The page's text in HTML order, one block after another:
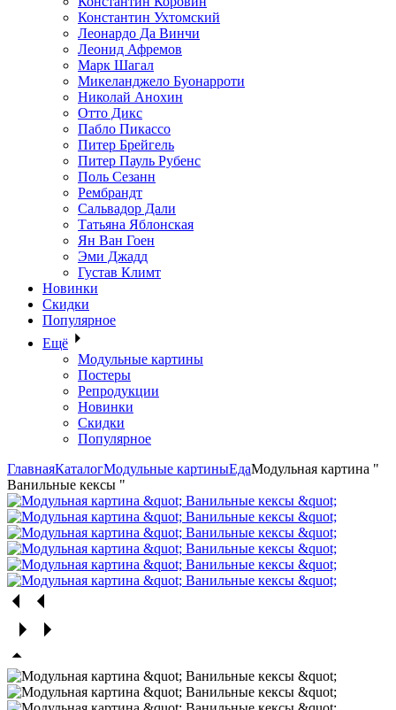
Константин Ухтомский
Леонардо Да Винчи
Леонид Афремов
Марк Шагал
Микеланджело Буонарроти
Николай Анохин
Отто Дикс
Пабло Пикассо
Питер Брейгель
Питер Пауль Рубенс
Поль Сезанн
Рембрандт
Сальвадор Дали
Татьяна Яблонская
Ян Ван Гоен
Эми Джадд
Густав Климт
Новинки
Скидки
Популярное
Ещё
Модульные картины
Постеры
Репродукции
Новинки
Скидки
Популярное
ГлавнаяКаталогМодульные картиныЕдаМодульная картина "
Ванильные кексы "